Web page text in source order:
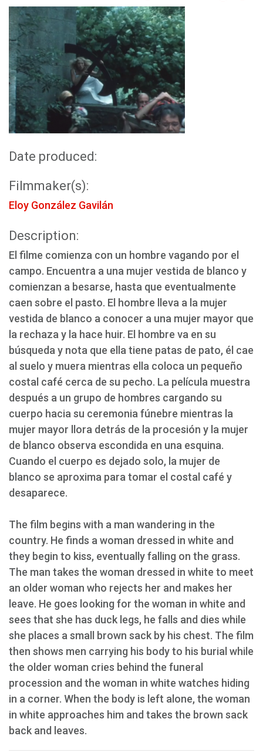
Date produced:
Filmmaker(s):
Eloy González Gavilán
Description:
El filme comienza con un hombre vagando por el
campo. Encuentra a una mujer vestida de blanco y
comienzan a besarse, hasta que eventualmente
caen sobre el pasto. El hombre lleva a la mujer
vestida de blanco a conocer a una mujer mayor que
la rechaza y la hace huir. El hombre va en su
búsqueda y nota que ella tiene patas de pato, él cae
al suelo y muera mientras ella coloca un pequeño
costal café cerca de su pecho. La película muestra
después a un grupo de hombres cargando su
cuerpo hacia su ceremonia fúnebre mientras la
mujer mayor llora detrás de la procesión y la mujer
de blanco observa escondida en una esquina.
Cuando el cuerpo es dejado solo, la mujer de
blanco se aproxima para tomar el costal café y
desaparece.
The film begins with a man wandering in the
country. He finds a woman dressed in white and
they begin to kiss, eventually falling on the grass.
The man takes the woman dressed in white to meet
an older woman who rejects her and makes her
leave. He goes looking for the woman in white and
sees that she has duck legs, he falls and dies while
she places a small brown sack by his chest. The film
then shows men carrying his body to his burial while
the older woman cries behind the funeral
procession and the woman in white watches hiding
in a corner. When the body is left alone, the woman
in white approaches him and takes the brown sack
back and leaves.